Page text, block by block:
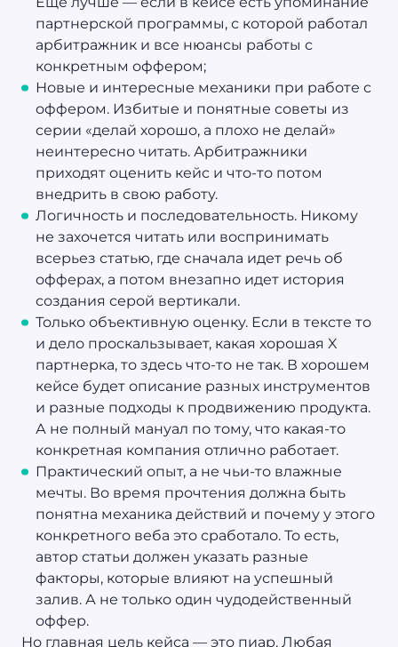
партнерской программы, с которой работал
арбитражник и все нюансы работы с
конкретным оффером;
Новые и интересные механики при работе с
оффером. Избитые и понятные советы из
серии «делай хорошо, а плохо не делай»
неинтересно читать. Арбитражники
приходят оценить кейс и что-то потом
внедрить в свою работу.
Логичность и последовательность. Никому
не захочется читать или воспринимать
всерьез статью, где сначала идет речь об
офферах, а потом внезапно идет история
создания серой вертикали.
Только объективную оценку. Если в тексте то
и дело проскальзывает, какая хорошая X
партнерка, то здесь что-то не так. В хорошем
кейсе будет описание разных инструментов
и разные подходы к продвижению продукта.
А не полный мануал по тому, что какая-то
конкретная компания отлично работает.
Практический опыт, а не чьи-то влажные
мечты. Во время прочтения должна быть
понятна механика действий и почему у этого
конкретного веба это сработало. То есть,
автор статьи должен указать разные
факторы, которые влияют на успешный
залив. А не только один чудодейственный
оффер.
Но главная цель кейса — это пиар. Любая